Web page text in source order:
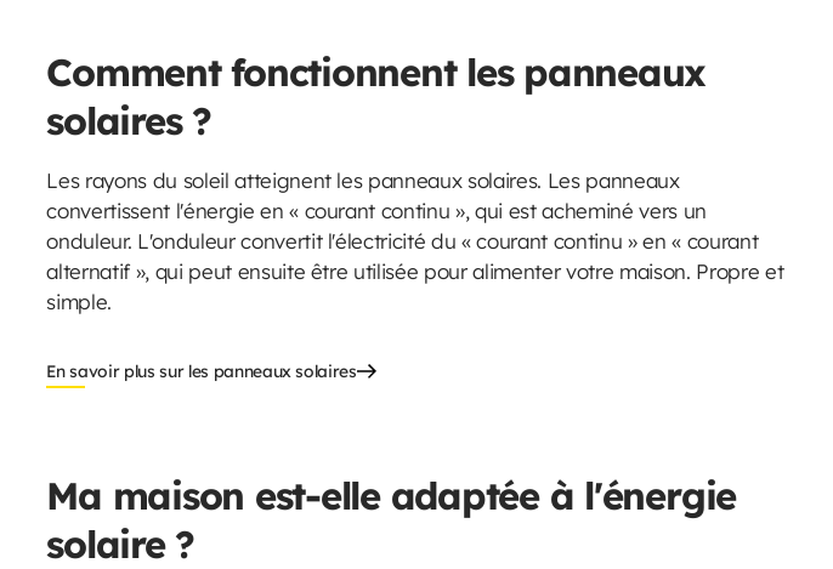
Comment fonctionnent les panneaux
solaires ?
Les rayons du soleil atteignent les panneaux solaires. Les panneaux
convertissent l'énergie en « courant continu », qui est acheminé vers un
onduleur. L'onduleur convertit l'électricité du « courant continu » en « courant
alternatif », qui peut ensuite être utilisée pour alimenter votre maison. Propre et
simple.
En savoir plus sur les panneaux solaires
Ma maison est-elle adaptée à l'énergie
solaire ?